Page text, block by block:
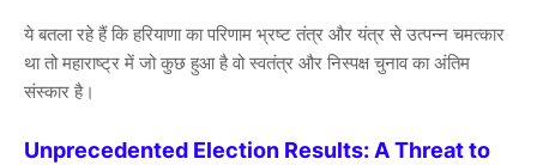
ये बतला रहे हैं कि हरियाणा का परिणाम भ्रष्ट तंत्र और यंत्र से उत्पन्न चमत्कार
था तो महाराष्ट्र में जो कुछ हुआ है वो स्वतंत्र और निस्पक्ष चुनाव का अंतिम
संस्कार है।
Unprecedented Election Results: A Threat to